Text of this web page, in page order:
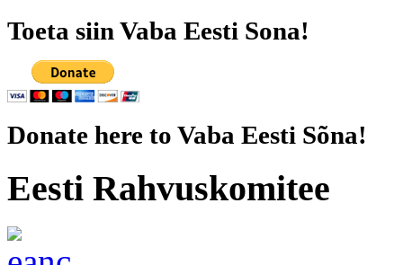
Toeta siin Vaba Eesti Sona!
Donate here to Vaba Eesti Sõna!
Eesti Rahvuskomitee